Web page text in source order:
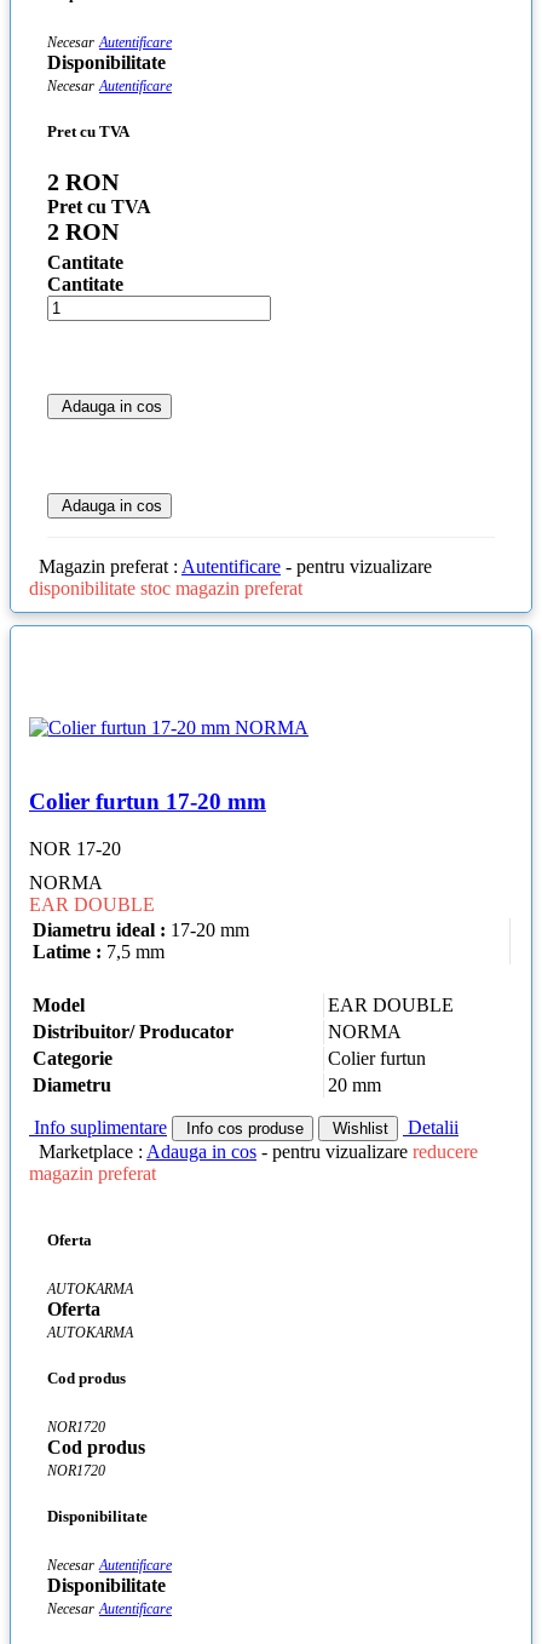
Necesar Autentificare
Disponibilitate
Necesar Autentificare
Pret cu TVA
2 RON
Pret cu TVA
2 RON
Cantitate
Cantitate
Adauga in cos
Adauga in cos
Magazin preferat : Autentificare - pentru vizualizare
disponibilitate stoc magazin preferat
Colier furtun 17-20 mm
NOR 17-20
NORMA
EAR DOUBLE
Diametru ideal : 17-20 mm
Latime : 7,5 mm
Model
EAR DOUBLE
Distribuitor/ Producator
NORMA
Categorie
Colier furtun
Diametru
20 mm
Info suplimentare Info cos produse Wishlist
Detalii
Marketplace : Adauga in cos - pentru vizualizare reducere
magazin preferat
Oferta
AUTOKARMA
Oferta
AUTOKARMA
Cod produs
NOR1720
Cod produs
NOR1720
Disponibilitate
Necesar Autentificare
Disponibilitate
Necesar Autentificare